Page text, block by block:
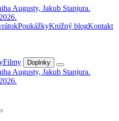
PoukážkyKnižný blogKontakt
Filmy Doplnky